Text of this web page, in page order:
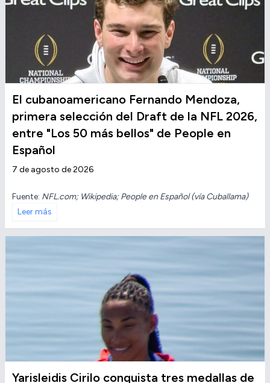
El cubanoamericano Fernando Mendoza,
primera selección del Draft de la NFL 2026,
entre "Los 50 más bellos" de People en
Español
7 de agosto de 2026
Fuente: NFL.com; Wikipedia; People en Español (vía Cuballama)
Leer más
Yarisleidis Cirilo conquista tres medallas de